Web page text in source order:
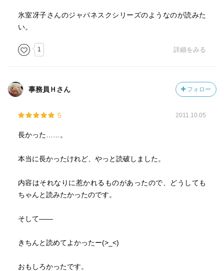
氷室冴子さんのジャパネスクシリーズのようなのが読みた
い。
1 詳細をみる
事務員Ｈさん フォロー
5 2011.10.05
長かった……。
本当に長かったけれど、やっと読破しました。
内容はそれなりに惹かれるものがあったので、どうしても
ちゃんと読みたかったのです。
そして――
きちんと読めてよかったー(>_<)
おもしろかったです。